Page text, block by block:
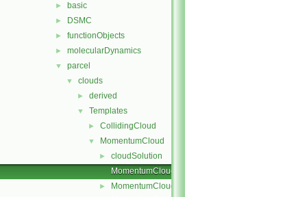
► basic
► DSMC
► functionObjects
► molecularDynamics
▼ parcel
▼ clouds
► derived
▼ Templates
► CollidingCloud
▼ MomentumCloud
►
cloudSolution
MomentumCloud.C
►
MomentumCloud.H